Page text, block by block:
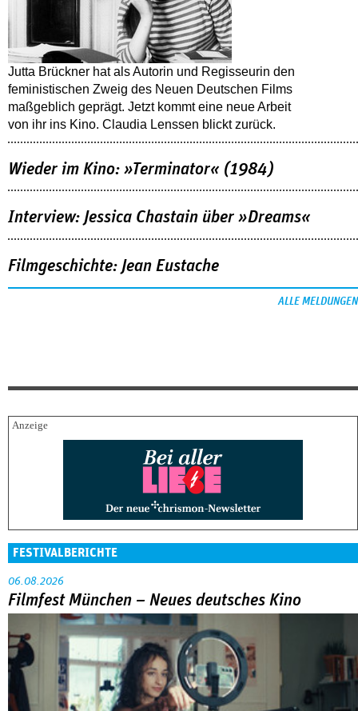
Jutta Brückner hat als Autorin und Regisseurin den
feministischen Zweig des Neuen Deutschen Films
maßgeblich geprägt. Jetzt kommt eine neue Arbeit
von ihr ins Kino. Claudia Lenssen blickt zurück.
Wieder im Kino: »Terminator« (1984)
Interview: Jessica Chastain über »Dreams«
Filmgeschichte: Jean Eustache
ALLE MELDUNGEN
FESTIVALBERICHTE
06.08.2026
Filmfest München – Neues deutsches Kino